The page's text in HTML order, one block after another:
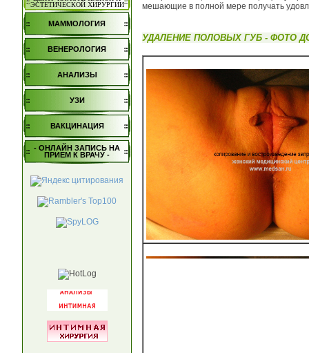
ЭСТЕТИЧЕСКОЙ ХИРУРГИИ
МАММОЛОГИЯ
ВЕНЕРОЛОГИЯ
АНАЛИЗЫ
УЗИ
ВАКЦИНАЦИЯ
- ОНЛАЙН ЗАПИСЬ НА
ПРИЕМ К ВРАЧУ -
мешающие в полной мере получать
УДАЛЕНИЕ ПОЛОВЫХ ГУБ - ФОТО